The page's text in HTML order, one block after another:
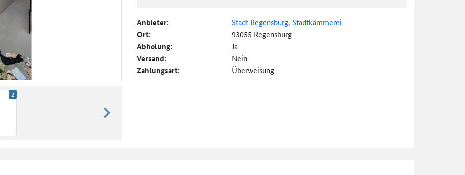
2
weiter blättern
Anbieter: Stadt Regensburg, Stadtkämmerei
Ort: 93055 Regensburg
Abholung: Ja
Versand: Nein
Zahlungsart: Überweisung